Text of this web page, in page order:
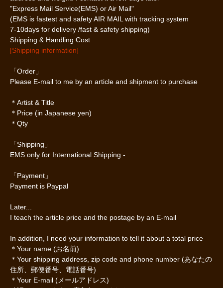
"Express Mail Service(EMS) or Air Mail"
(EMS is fastest and safety AIR MAIL with tracking system
7-10days for delivery /fast & safety shipping)
Shipping & Handling Cost
[Shipping information]
「Order」
Please E-mail to me by an article and shipment to purchase
＊Artist & Title
＊Price (in Japanese yen)
＊Qty
「Shipping」
EMS only for International Shipping -
「Payment」
Payment is Paypal
Later...
I teach the article price and the postage by an E-mail
In addition, I need your information to tell it about a total price
＊Your name (お名前)
＊Your shipping address, zip code and phone number (あなたの
住所、郵便番号、電話番号)
＊Your E-mail (メールアドレス)